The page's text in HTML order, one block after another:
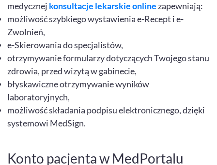
medycznej konsultacje lekarskie online zapewniają:
możliwość szybkiego wystawienia e-Recept i e-
Zwolnień,
e-Skierowania do specjalistów,
otrzymywanie formularzy dotyczących Twojego stanu
zdrowia, przed wizytą w gabinecie,
błyskawiczne otrzymywanie wyników
laboratoryjnych,
możliwość składania podpisu elektronicznego, dzięki
systemowi MedSign.
Konto pacjenta w MedPortalu